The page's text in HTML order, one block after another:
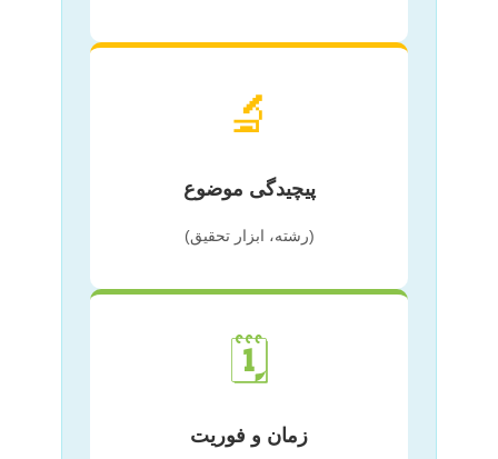
🔬
پیچیدگی موضوع
(رشته، ابزار تحقیق)
🗓️
زمان و فوریت